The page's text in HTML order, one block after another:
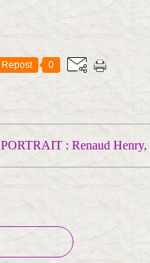
Repost 0
PORTRAIT : Renaud Henry,